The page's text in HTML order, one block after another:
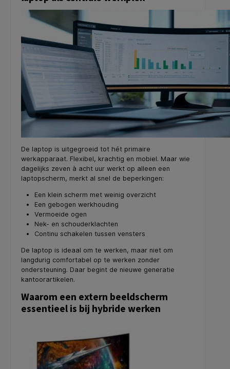
De laptop is uitgegroeid tot hét primaire
werkapparaat. Flexibel, krachtig en mobiel. Maar wie
dagelijks zeven à acht uur werkt op alleen een
laptopscherm, merkt al snel de beperkingen:
Een klein scherm met weinig overzicht
Een gebogen werkhouding
Vermoeide ogen
Nek- en schouderklachten
Continu schakelen tussen vensters
De laptop is ideaal om te werken, maar niet om
langdurig comfortabel op te werken zonder
ondersteuning. Daar begint de nieuwe generatie
kantoorartikelen.
Waarom een extern beeldscherm
essentieel is bij hybride werken